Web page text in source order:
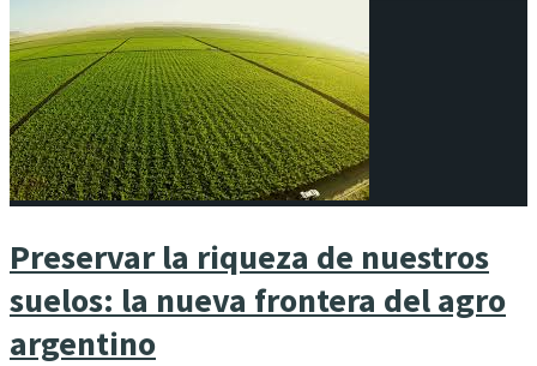
Preservar la riqueza de nuestros
suelos: la nueva frontera del agro
argentino